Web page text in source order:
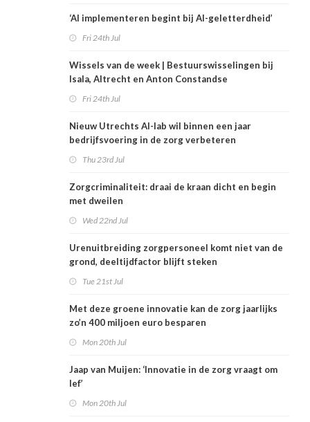
‘AI implementeren begint bij AI-geletterdheid’
Fri 24th Jul
Wissels van de week | Bestuurswisselingen bij
Isala, Altrecht en Anton Constandse
Fri 24th Jul
Nieuw Utrechts AI-lab wil binnen een jaar
bedrijfsvoering in de zorg verbeteren
Thu 23rd Jul
Zorgcriminaliteit: draai de kraan dicht en begin
met dweilen
Wed 22nd Jul
Urenuitbreiding zorgpersoneel komt niet van de
grond, deeltijdfactor blijft steken
Tue 21st Jul
Met deze groene innovatie kan de zorg jaarlijks
zo’n 400 miljoen euro besparen
Mon 20th Jul
Jaap van Muijen: ‘Innovatie in de zorg vraagt om
lef’
Mon 20th Jul